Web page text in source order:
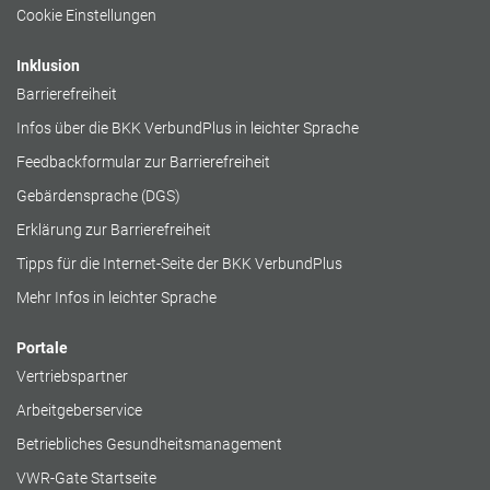
Cookie Einstellungen
Inklusion
Barrierefreiheit
Infos über die BKK VerbundPlus in leichter Sprache
Feedbackformular zur Barrierefreiheit
Gebärdensprache (DGS)
Erklärung zur Barrierefreiheit
Tipps für die Internet-Seite der BKK VerbundPlus
Mehr Infos in leichter Sprache
Portale
Vertriebspartner
Arbeitgeberservice
Betriebliches Gesundheitsmanagement
VWR-Gate Startseite